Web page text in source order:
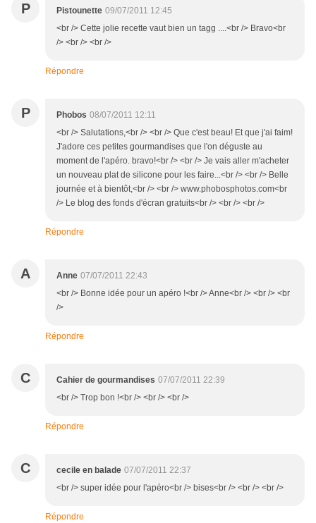
P Pistounette 09/07/2011 12:45
<br /> Cette jolie recette vaut bien un tagg ....<br /> Bravo<br
/> <br /> <br />
Répondre
P Phobos 08/07/2011 12:11
<br /> Salutations,<br /> <br /> Que c'est beau! Et que j'ai faim!
J'adore ces petites gourmandises que l'on déguste au
moment de l'apéro. bravo!<br /> <br /> Je vais aller m'acheter
un nouveau plat de silicone pour les faire...<br /> <br /> Belle
journée et à bientôt,<br /> <br /> www.phobosphotos.com<br
/> Le blog des fonds d'écran gratuits<br /> <br /> <br />
Répondre
A Anne 07/07/2011 22:43
<br /> Bonne idée pour un apéro !<br /> Anne<br /> <br /> <br
/>
Répondre
C Cahier de gourmandises 07/07/2011 22:39
<br /> Trop bon !<br /> <br /> <br />
Répondre
C cecile en balade 07/07/2011 22:37
<br /> super idée pour l'apéro<br /> bises<br /> <br /> <br />
Répondre